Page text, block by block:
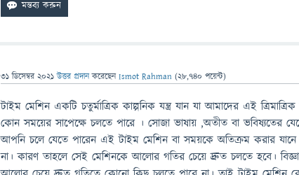
31 ডিসেম্বর 2021 উত্তর প্রদান করেছেনIsmot Rahman (28,740 পয়েন্ট)
টাইম মেশিন একটি চতুর্মাত্রিক কাল্পনিক যন্ত্র যান যা আমাদের এই
কোন সময়ের সাপেক্ষে চলতে পারে । সোজা ভাষায় ,অতীত বা ভবিষ্যতের
আপনি চলে যেতে পারেন এই টাইম মেশিন বা সময়কে অতিক্রম করার
না। কারণ তাহলে সেই মেশিনকে আলোর গতির চেয়ে দ্রুত চলতে হবে।